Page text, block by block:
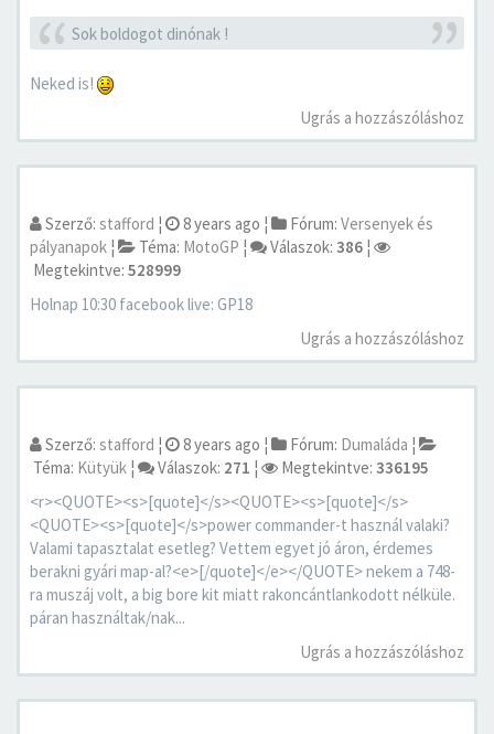
Sok boldogot dinónak !
Neked is!
Ugrás a hozzászóláshoz
Szerző: stafford ¦ 8 years ago ¦ Fórum: Versenyek és
pályanapok ¦ Téma: MotoGP ¦ Válaszok: 386 ¦
Megtekintve: 528999
Holnap 10:30 facebook live: GP18
Ugrás a hozzászóláshoz
Szerző: stafford ¦ 8 years ago ¦ Fórum: Dumaláda ¦
Téma: Kütyük ¦ Válaszok: 271 ¦ Megtekintve: 336195
<r><QUOTE><s>[quote]</s><QUOTE><s>[quote]</s>
<QUOTE><s>[quote]</s>power commander-t használ valaki?
Valami tapasztalat esetleg? Vettem egyet jó áron, érdemes
berakni gyári map-al?<e>[/quote]</e></QUOTE> nekem a 748-
ra muszáj volt, a big bore kit miatt rakoncántlankodott nélküle.
páran használtak/nak...
Ugrás a hozzászóláshoz